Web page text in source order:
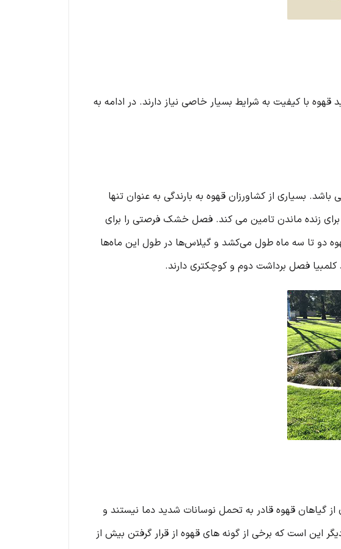
با کیفیت به شرایط بسیار خاصی نیاز دارند. در ادامه به
بسیاری از کشاورزان قهوه به بارندگی به عنوان تنها
برای زنده ماندن تامین می کند. فصل خشک فرصتی را برای
دو تا سه ماه طول می‌کشد و گیلاس‌ها در طول این ماه‌ها
فصل برداشت دوم و کوچکتری دارند.
از گیاهان قهوه قادر به تحمل نوسانات شدید دما نیستند و
درجه فارنهایت) نیاز دارند. مسئله دیگر این است که برخی از گونه های قهوه از قرار گرفتن بیش از